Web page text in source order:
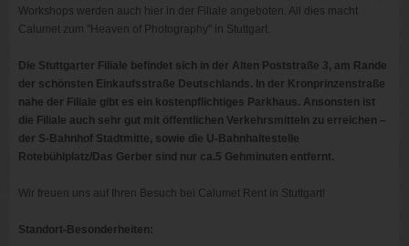
Workshops werden auch hier in der Filiale angeboten. All dies macht
Calumet zum "Heaven of Photography" in Stuttgart.
Die Stuttgarter Filiale befindet sich in der Alten Poststraße 3, am Rande
der schönsten Einkaufsstraße Deutschlands. In der Kronprinzenstraße
nahe der Filiale gibt es ein kostenpflichtiges Parkhaus. Ansonsten ist
die Filiale auch sehr gut mit öffentlichen Verkehrsmitteln zu erreichen –
der S-Bahnhof Stadtmitte, sowie die U-Bahnhaltestelle
Rotebühlplatz/Das Gerber sind nur ca.5 Gehminuten entfernt.
Wir freuen uns auf Ihren Besuch bei Calumet Rent in Stuttgart!
Standort-Besonderheiten: